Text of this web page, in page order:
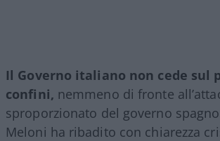
Il Governo italiano non cede sul
confini, nemmeno di fronte
sproporzionato del governo
Meloni ha ribadito con chiarezza